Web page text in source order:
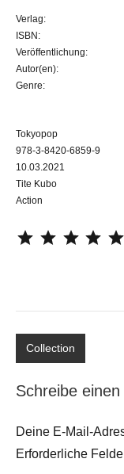
Verlag:
ISBN:
Veröffentlichung:
Autor(en):
Genre:
Tokyopop
978-3-8420-6859-9
10.03.2021
Tite Kubo
Action
Collection
Schreibe
Deine E-Mail-
Erforderliche